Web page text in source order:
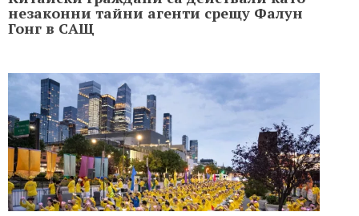
незаконни тайни агенти срещу Фалун
Гонг в САЩ